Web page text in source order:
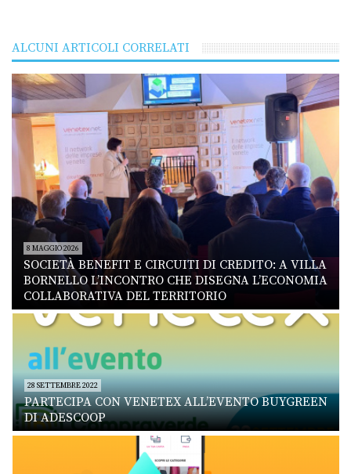
ALCUNI ARTICOLI CORRELATI
8 MAGGIO 2026
SOCIETÀ BENEFIT E CIRCUITI DI CREDITO: A VILLA
BORNELLO L’INCONTRO CHE DISEGNA L’ECONOMIA
COLLABORATIVA DEL TERRITORIO
28 SETTEMBRE 2022
PARTECIPA CON VENETEX ALL’EVENTO BUYGREEN
DI ADESCOOP